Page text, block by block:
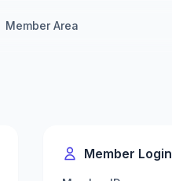
Member Area
Member Login